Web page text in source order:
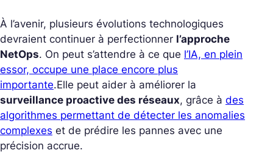
À l’avenir, plusieurs évolutions technologiques
devraient continuer à perfectionner l’approche
NetOps. On peut s’attendre à ce que l’IA, en plein
essor, occupe une place encore plus
importante.Elle peut aider à améliorer la
surveillance proactive des réseaux, grâce à des
algorithmes permettant de détecter les anomalies
complexes et de prédire les pannes avec une
précision accrue.